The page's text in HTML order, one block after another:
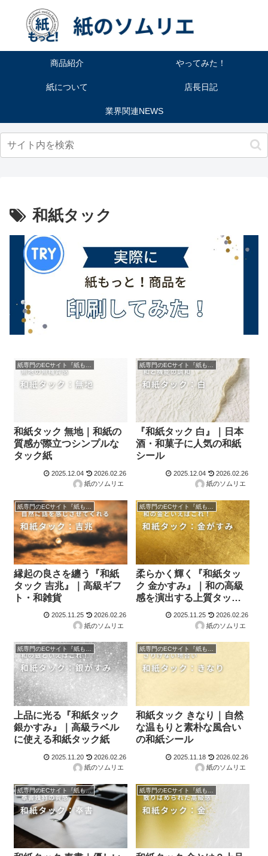
商品紹介 やってみた！
紙について 店長日記
業界関連NEWS
和紙タック
和紙タック 無地｜和紙の
質感が際立つシンプルな
タック紙
2025.12.04
2026.02.26
紙のソムリエ
『和紙タック 白』｜日本
酒・和菓子に人気の和紙
シール
2025.12.04
2026.02.26
紙のソムリエ
縁起の良さを纏う『和紙
タック 吉兆』｜高級ギフ
ト・和雑貨
2025.11.25
2026.02.26
紙のソムリエ
柔らかく輝く『和紙タッ
ク 金かすみ』｜和の高級
感を演出する上質タック
2025.11.25
2026.02.26
紙のソムリエ
上品に光る『和紙タック
銀かすみ』｜高級ラベル
に使える和紙タック紙
2025.11.20
2026.02.26
紙のソムリエ
和紙タック きなり｜自然
な温もりと素朴な風合い
の和紙シール
2025.11.18
2026.02.26
紙のソムリエ
紙専門のECサイト『紙もっと！』の商品紹介！ 紙専門のECサイト『紙もっと！』の商品紹介！